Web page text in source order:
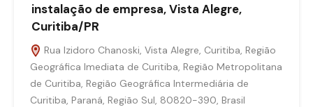
instalação de empresa, Vista Alegre,
Curitiba/PR
Rua Izidoro Chanoski, Vista Alegre, Curitiba, Região
Geográfica Imediata de Curitiba, Região Metropolitana
de Curitiba, Região Geográfica Intermediária de
Curitiba, Paraná, Região Sul, 80820-390, Brasil